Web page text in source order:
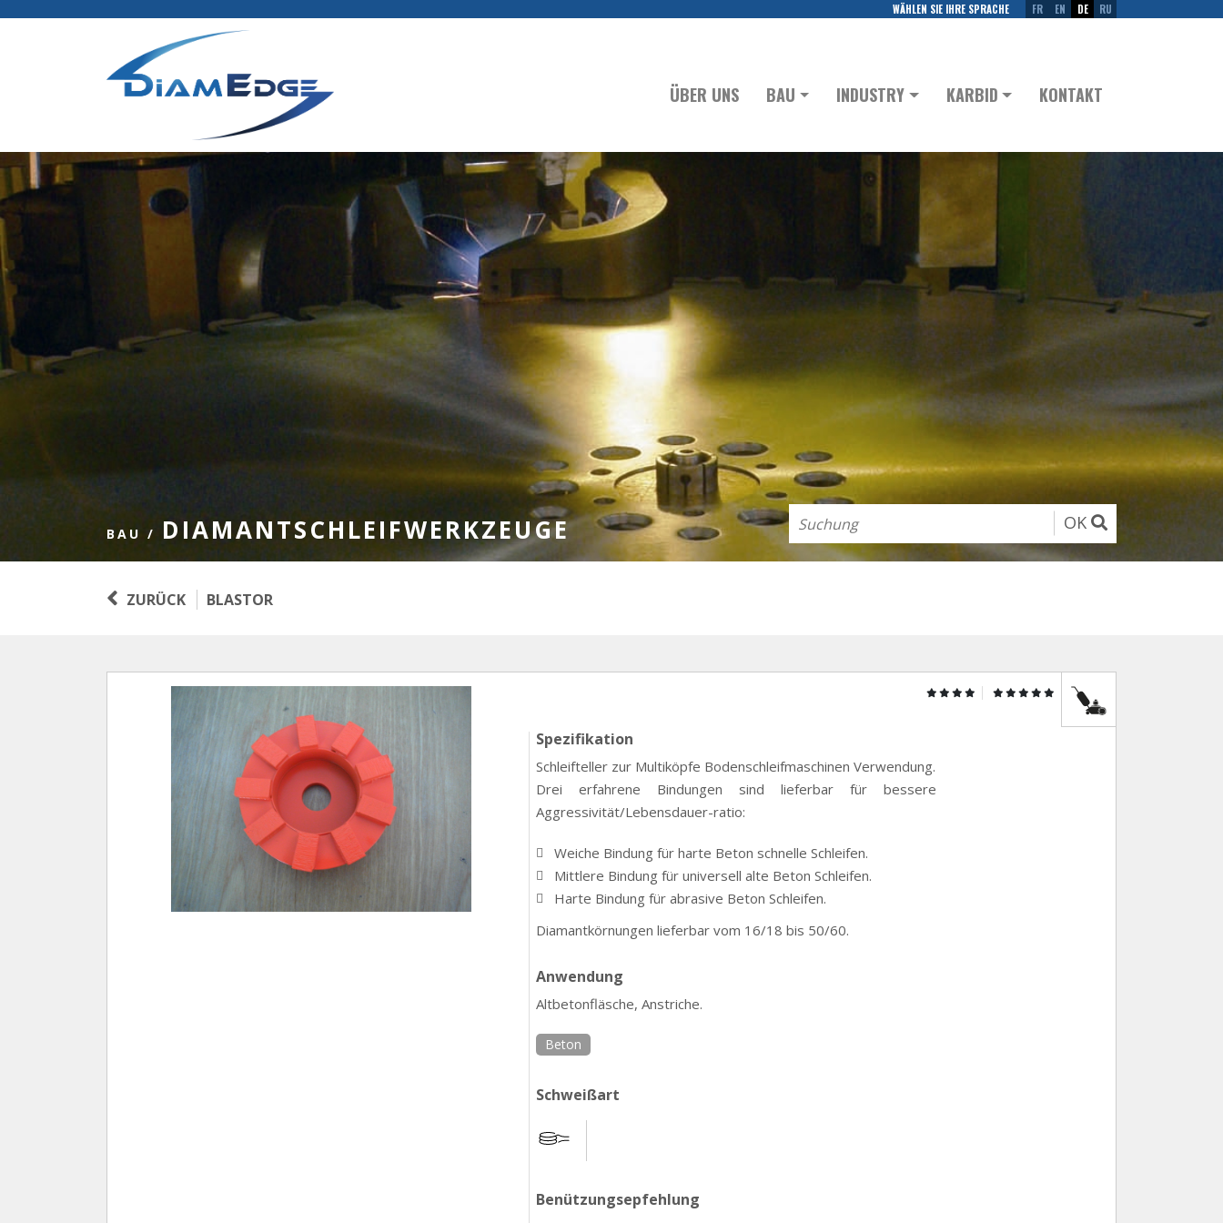
WÄHLEN SIE IHRE SPRACHE FR EN DE RU
ÜBER UNS BAU INDUSTRY KARBID KONTAKT
BAU / DIAMANTSCHLEIFWERKZEUGE OK
ZURÜCK BLASTOR
Spezifikation
Schleifteller zur Multiköpfe Bodenschleifmaschinen Verwendung.
Drei erfahrene Bindungen sind lieferbar für bessere
Aggressivität/Lebensdauer-ratio:
Weiche Bindung für harte Beton schnelle Schleifen.
Mittlere Bindung für universell alte Beton Schleifen.
Harte Bindung für abrasive Beton Schleifen.
Diamantkörnungen lieferbar vom 16/18 bis 50/60.
Anwendung
Altbetonfläsche, Anstriche.
Beton
Schweißart
Benützungsepfehlung